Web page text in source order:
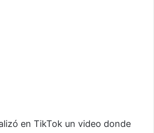
en TikTok un video donde